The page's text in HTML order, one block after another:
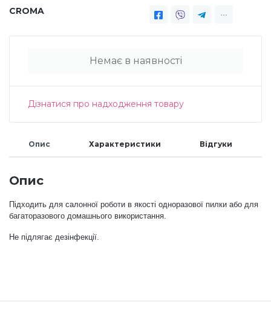
Блискітки для нігтів
Меланж (цукровий ефект)
Каміфубукі (конфетті)
Слюда
Брокат
Фарби для розпису
CROMA
Немає в наявності
Дізнатися про надходження товару
Опис Характеристики Відгуки
Опис
Підходить для салонної роботи в якості одноразової пилки або для
багаторазового домашнього використання.
Не підлягає дезінфекції.